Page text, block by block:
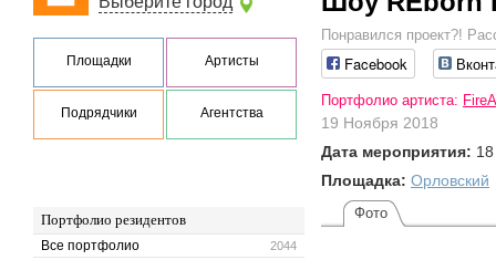
Площадки Артисты
Подрядчики Агентства
Портфолио резидентов
2044
Все портфолио
Понравился проект?!
Facebook
Портфолио артиста:
19 Ноября 2018
Дата мероприятия:
Площадка: Орловский
Фото